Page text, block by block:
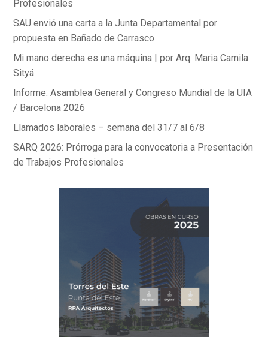
Profesionales
SAU envió una carta a la Junta Departamental por
propuesta en Bañado de Carrasco
Mi mano derecha es una máquina | por Arq. Maria Camila
Sityá
Informe: Asamblea General y Congreso Mundial de la UIA
/ Barcelona 2026
Llamados laborales – semana del 31/7 al 6/8
SARQ 2026: Prórroga para la convocatoria a Presentación
de Trabajos Profesionales